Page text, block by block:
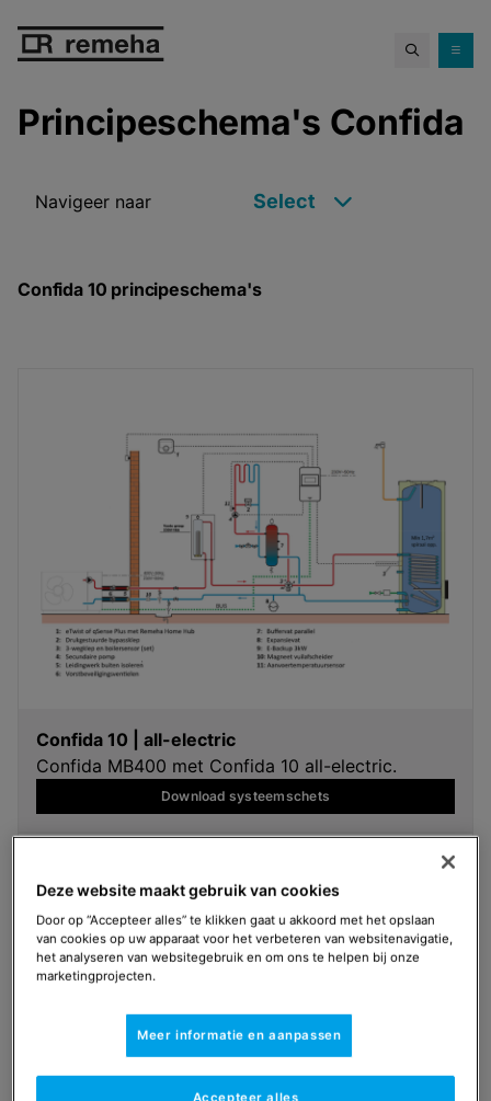
Principeschema's Confida
Principeschema's Confida
Navigeer naar Select
Confida 10 principeschema's
Confida 10 | all-electric
Confida MB400 met Confida 10 all-electric.
Download systeemschets
Deze website maakt gebruik van cookies
Door op “Accepteer alles” te klikken gaat u akkoord met het opslaan
van cookies op uw apparaat voor het verbeteren van websitenavigatie,
het analyseren van websitegebruik en om ons te helpen bij onze
marketingprojecten.
Meer informatie en aanpassen
Accepteer alles